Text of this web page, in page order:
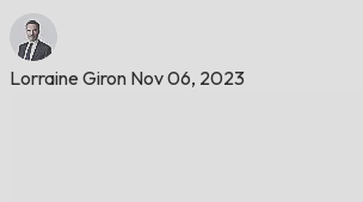
Lorraine Giron Nov 06, 2023